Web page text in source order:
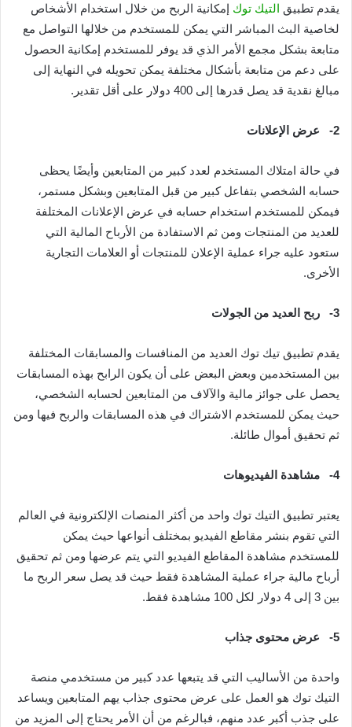
يقدم تطبيق التيك توك إمكانية الربح من خلال استخدام الأشخاص
لخاصية البث المباشر التي يمكن للمستخدم من خلالها التواصل مع
متابعة بشكل مجمع الأمر الذي قد يوفر للمستخدم إمكانية الحصول
على دعم من متابعة بأشكال مختلفة يمكن تحويله في النهاية إلى
مبالغ نقدية قد يصل قدرها إلى 400 دولار على أقل تقدير.
2- عرض الإعلانات
في حالة امتلاك المستخدم لعدد كبير من المتابعين وأيضًا يحظى
حسابه الشخصي بتفاعل كبير من قبل المتابعين وبشكل مستمر،
فيمكن للمستخدم استخدام حسابه في عرض الإعلانات المختلفة
للعديد من المنتجات ومن ثم الاستفادة من الأرباح المالية التي
ستعود عليه جراء عملية الإعلان للمنتجات أو العلامات التجارية
الأخرى.
3- ربح العديد من الجولات
يقدم تطبيق تيك توك العديد من المنافسات والمسابقات المختلفة
بين المستخدمين وبعض البعض على أن يكون الرابح بهذه المسابقات
يحصل على جوائز مالية والآلاف من المتابعين لحسابه الشخصي،
حيث يمكن للمستخدم الاشتراك في هذه المسابقات والربح فيها ومن
ثم تحقيق أموال طائلة.
4- مشاهدة الفيديوهات
يعتبر تطبيق التيك توك واحد من أكثر المنصات الإلكترونية في العالم
التي تقوم بنشر مقاطع الفيديو بمختلف أنواعها حيث يمكن
للمستخدم مشاهدة المقاطع الفيديو التي يتم عرضها ومن ثم تحقيق
أرباح مالية جراء عملية المشاهدة فقط حيث قد يصل سعر الربح ما
بين 3 إلى 4 دولار لكل 100 مشاهدة فقط.
5- عرض محتوى جذاب
واحدة من الأساليب التي قد يتبعها عدد كبير من مستخدمي منصة
التيك توك هو العمل على عرض محتوى جذاب يهم المتابعين ويساعد
على جذب أكبر عدد منهم، فبالرغم من أن الأمر يحتاج إلى المزيد من